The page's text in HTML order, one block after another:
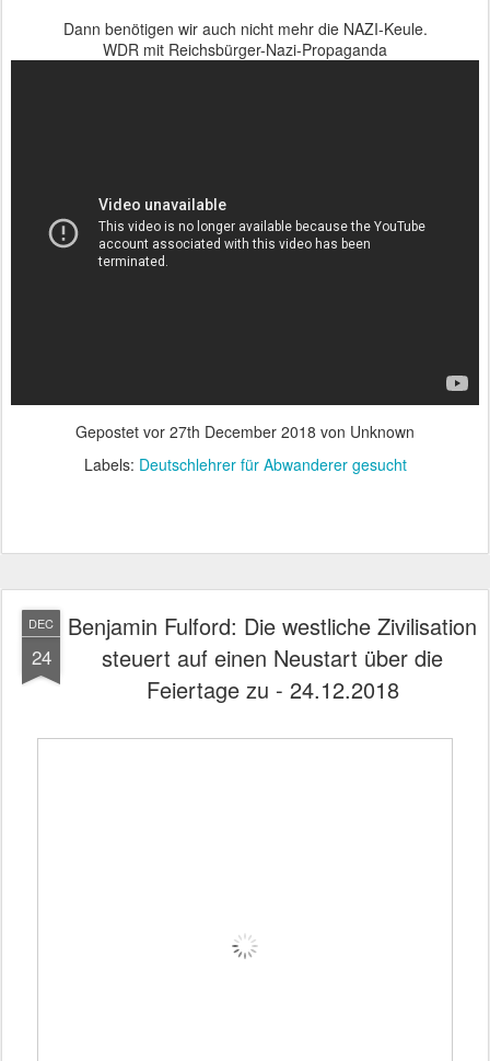
Dann benötigen wir auch nicht mehr die NAZI-Keule.
WDR mit Reichsbürger-Nazi-Propaganda
Gepostet vor 27th December 2018 von Unknown
Labels: Deutschlehrer für Abwanderer gesucht
DEC
24
Benjamin Fulford: Die westliche Zivilisation
steuert auf einen Neustart über die
Feiertage zu - 24.12.2018